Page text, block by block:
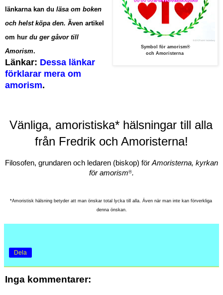
Symbol för amorism®
och Amoristerna
länkarna kan du läsa om boken
och helst köpa den. Även artikel
om hur du ger gåvor till
Amorism.
Länkar: Dessa länkar
förklarar mera om
amorism.
Vänliga, amoristiska* hälsningar till alla
från Fredrik och Amoristerna!
Filosofen, grundaren och ledaren (biskop) för Amoristerna, kyrkan
för amorism®.
*Amoristisk hälsning betyder att man önskar total lycka till alla. Även när man inte kan förverkliga
denna önskan.
Dela
Inga kommentarer: